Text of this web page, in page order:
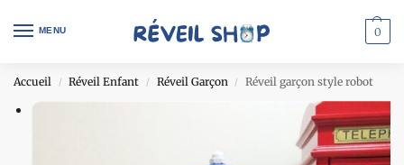
MENU 0
Accueil / Réveil Enfant / Réveil Garçon / Réveil garçon style robot